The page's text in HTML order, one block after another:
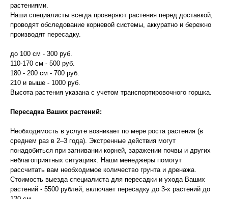
растениями.
Наши специалисты всегда проверяют растения перед доставкой,
проводят обследование корневой системы, аккуратно и бережно
производят пересадку.
до 100 см - 300 руб.
110-170 см - 500 руб.
180 - 200 см - 700 руб.
210 и выше - 1000 руб.
Высота растения указана с учетом транспортировочного горшка.
Пересадка Ваших растений:
Необходимость в услуге возникает по мере роста растения (в
среднем раз в 2–3 года). Экстренные действия могут
понадобиться при загнивании корней, заражении почвы и других
неблагоприятных ситуациях. Наши менеджеры помогут
рассчитать вам необходимое количество грунта и дренажа.
Стоимость выезда специалиста для пересадки и ухода Ваших
растений - 5500 рублей, включает пересадку до 3-х растений до